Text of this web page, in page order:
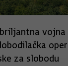
vojna
za slobodu